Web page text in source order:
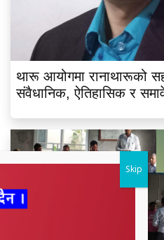
थारू आयोगमा रानाथारूको
संवैधानिक, ऐतिहासिक र
Skip